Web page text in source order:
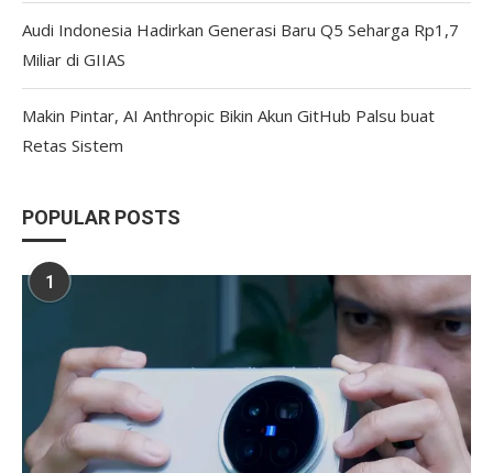
Audi Indonesia Hadirkan Generasi Baru Q5 Seharga Rp1,7
Miliar di GIIAS
Makin Pintar, AI Anthropic Bikin Akun GitHub Palsu buat
Retas Sistem
POPULAR POSTS
1